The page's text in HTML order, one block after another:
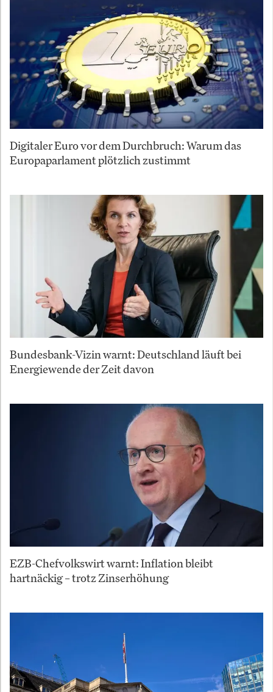
Digitaler Euro vor dem Durchbruch: Warum das
Europaparlament plötzlich zustimmt
Bundesbank-Vizin warnt: Deutschland läuft bei
Energiewende der Zeit davon
EZB-Chefvolkswirt warnt: Inflation bleibt
hartnäckig – trotz Zinserhöhung